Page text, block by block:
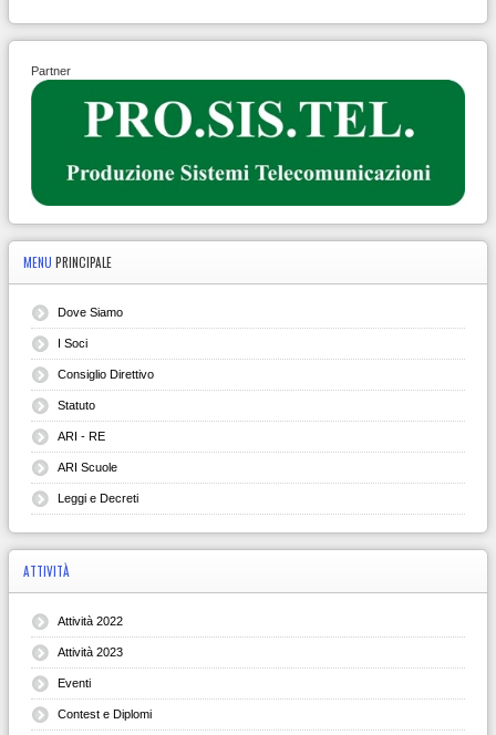
Partner
MENU PRINCIPALE
Dove Siamo
I Soci
Consiglio Direttivo
Statuto
ARI - RE
ARI Scuole
Leggi e Decreti
ATTIVITÀ
Attività 2022
Attività 2023
Eventi
Contest e Diplomi